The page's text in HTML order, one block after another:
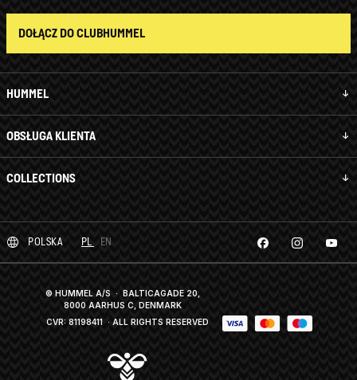
HUMMEL
OBSŁUGA KLIENTA
COLLECTIONS
DOŁĄCZ DO CLUBHUMMEL
POLSKA PL EN
© HUMMEL A/S · BALTICAGADE 20,
8000 AARHUS C, DENMARK
CVR: 81198411 · ALL RIGHTS RESERVED